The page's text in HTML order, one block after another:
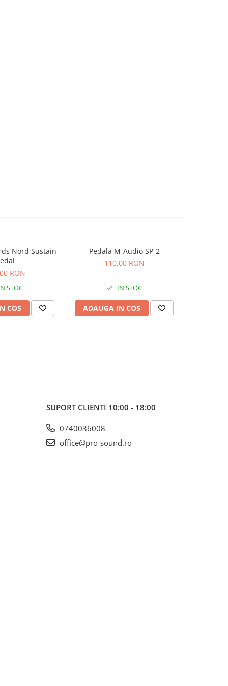
Nord Sustain
RON
STOC
COS
Pedala M-Audio SP-2
110,00 RON
IN STOC
ADAUGA IN COS
SUPORT CLIENTI 10:00 - 18:00
0740036008
office@pro-sound.ro